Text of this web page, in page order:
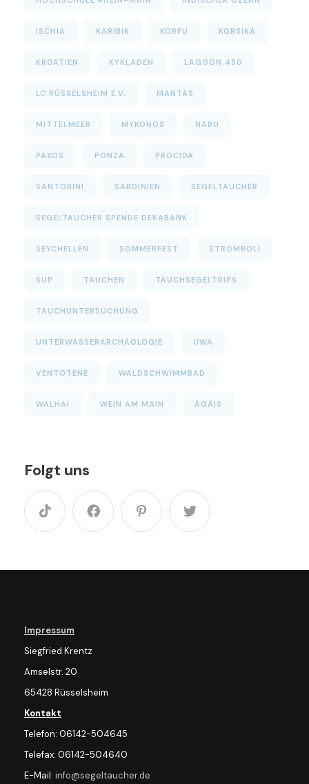
ISCHIA KARIBIK KORFU KORSIKA
KROATIEN KYKLADEN LAGOON 450
LC RÜSSELSHEIM E.V. MANTAS
MITTELMEER MYKONOS NABU
PAXOS PONZA PROCIDA
SANTORINI SARDINIEN SEGELTAUCHER
SEGELTAUCHER SPENDE DEKABANK
SEYCHELLEN SOMMERFEST STROMBOLI
SUP TAUCHEN TAUCHSEGELTRIPS
TAUCHUNTERSUCHUNG
UNTERWASSERARCHÄOLOGIE UWA
VENTOTENE WALDSCHWIMMBAD
WALHAI WEIN AM MAIN ÄGÄIS
Folgt uns
Impressum
Siegfried Krentz
Amselstr. 20
65428 Rüsselsheim
Kontakt
Telefon: 06142-504645
Telefax: 06142-504640
E-Mail: info@segeltaucher.de